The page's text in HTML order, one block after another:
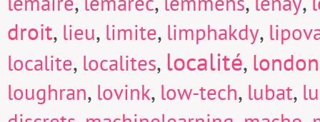
droit, lieu, limite, limphakdy,
localite, localites, localité, london
loughran, lovink, low-tech, lubat,